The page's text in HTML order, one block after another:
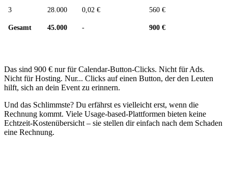
3 28.000 0,02 € 560 €
Gesamt 45.000 - 900 €
Das sind 900 € nur für Calendar-Button-Clicks. Nicht für Ads.
Nicht für Hosting. Nur... Clicks auf einen Button, der den Leuten
hilft, sich an dein Event zu erinnern.
Und das Schlimmste? Du erfährst es vielleicht erst, wenn die
Rechnung kommt. Viele Usage-based-Plattformen bieten keine
Echtzeit-Kostenübersicht – sie stellen dir einfach nach dem Schaden
eine Rechnung.